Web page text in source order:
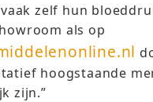
zelf hun
als op
hoogstaande
zijn.”